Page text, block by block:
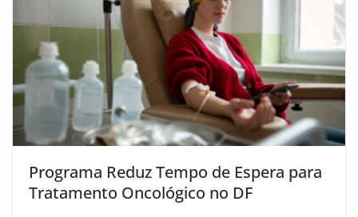
Programa Reduz Tempo de Espera para
Tratamento Oncológico no DF